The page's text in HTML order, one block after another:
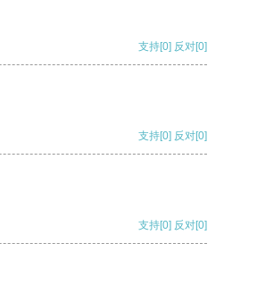
支持[0] 反对[0]
支持[0] 反对[0]
支持[0] 反对[0]